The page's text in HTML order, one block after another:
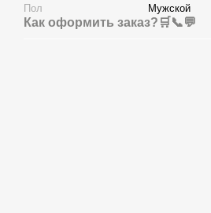
Пол
Мужской
Как оформить заказ?🛒📞💬